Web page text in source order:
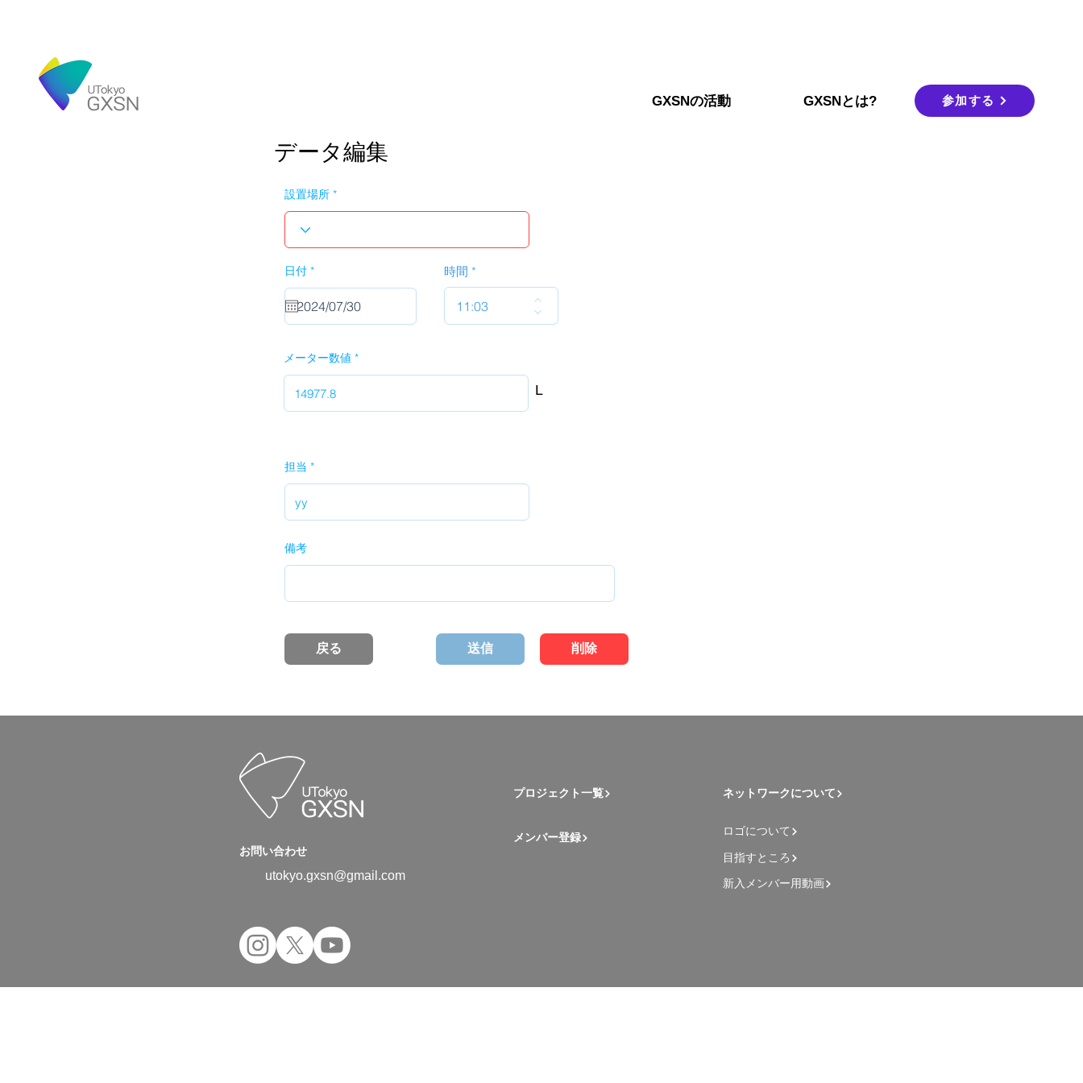
GXSNの活動 GXSNとは? 参加する
データ編集
設置場所
日付 *r
q
u
i
r
時間
メーター数値
L
担当
備考
戻る 送信 削除
お問い合わせ
utokyo.gxsn@gmail.com
プロジェクト一覧
メンバー登録
ネットワークについて
ロゴについて
目指すところ
新入メンバー用動画